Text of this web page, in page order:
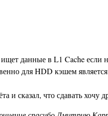
данные в L1 Cache если
для HDD кэшем
и сказал, что сдавать хочу